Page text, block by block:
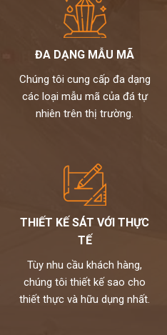
ĐA DẠNG MẪU MÃ
Chúng tôi cung cấp đa dạng
các loại mẫu mã của đá tự
nhiên trên thị trường.
THIẾT KẾ SÁT VỚI THỰC
TẾ
Tùy nhu cầu khách hàng,
chúng tôi thiết kế sao cho
thiết thực và hữu dụng nhất.